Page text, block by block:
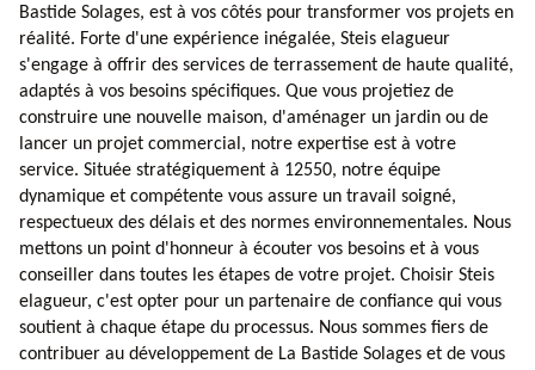
Bastide Solages, est à vos côtés pour transformer vos projets en
réalité. Forte d'une expérience inégalée, Steis elagueur
s'engage à offrir des services de terrassement de haute qualité,
adaptés à vos besoins spécifiques. Que vous projetiez de
construire une nouvelle maison, d'aménager un jardin ou de
lancer un projet commercial, notre expertise est à votre
service. Située stratégiquement à 12550, notre équipe
dynamique et compétente vous assure un travail soigné,
respectueux des délais et des normes environnementales. Nous
mettons un point d'honneur à écouter vos besoins et à vous
conseiller dans toutes les étapes de votre projet. Choisir Steis
elagueur, c'est opter pour un partenaire de confiance qui vous
soutient à chaque étape du processus. Nous sommes fiers de
contribuer au développement de La Bastide Solages et de vous